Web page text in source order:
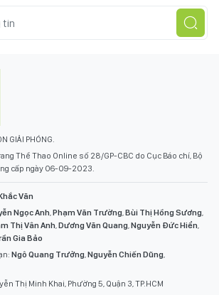
GIẢI PHÓNG.
Thể Thao Online số 28/GP-CBC do Cục Báo chí, Bộ
cấp ngày 06-09-2023.
Văn
Ngọc Anh,Phạm Văn Trường,Bùi Thị Hồng Sương,
Thị Vân Anh,Dương Văn Quang,Nguyễn Đức Hiển,
Gia Bảo
Ngô Quang Trưởng,Nguyễn Chiến Dũng,
Thị Minh Khai, Phường 5, Quận 3, TP.HCM